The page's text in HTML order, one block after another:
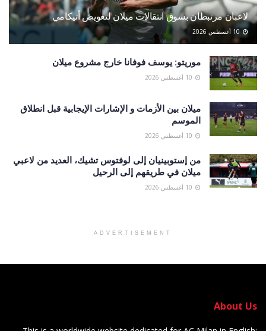
لاعبان مرتبطان بسوق انتقالات ميلان لتعويض أثيكامي
موريتو: يوسف فوفانا خارج مشروع ميلان
ميلان بين الأزمات و الإشارات الإيجابية قبل انطلاق
الموسم
من إستوبينيان إلى لوفتوس تشيك، العديد من لاعبي
ميلان في طريقهم إلى الرحيل
ADVERTISEMENT
About Us